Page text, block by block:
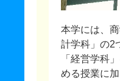
本学には、
計学科」の2
「経営学科
める授業に